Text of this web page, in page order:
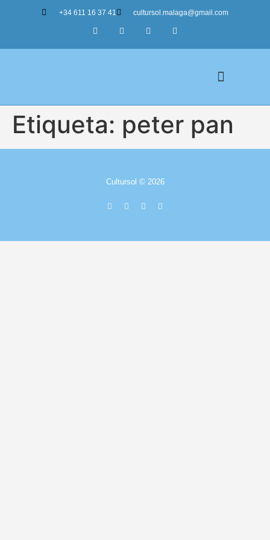
+34 611 16 37 41 cultursol.malaga@gmail.com
Etiqueta: peter pan
Cultursol © 2026